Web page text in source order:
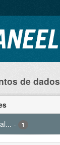
de dados
- 1